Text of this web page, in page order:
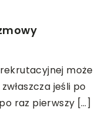
może
jeśli po
raz pierwszy […]